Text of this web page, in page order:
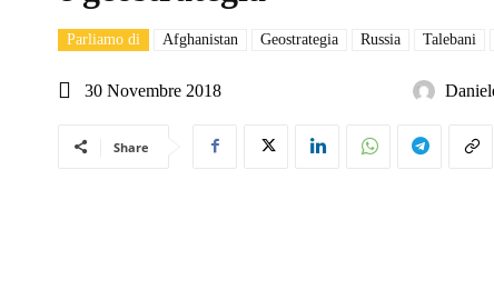
Parliamo di Afghanistan Geostrategia Russia Talebani
30 Novembre 2018
Share